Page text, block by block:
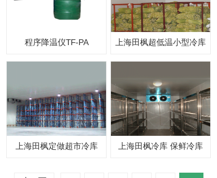
程序降温仪TF-PA 上海田枫超低温小型冷库
上海田枫定做超市冷库 上海田枫冷库 保鲜冷库